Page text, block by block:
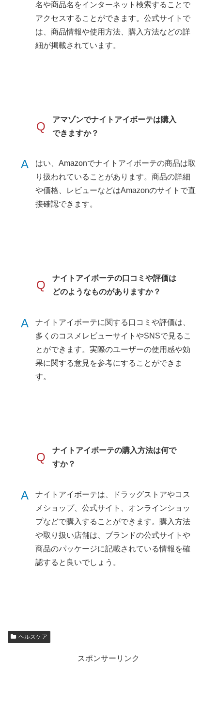
名や商品名をインターネット検索することで
アクセスすることができます。公式サイトで
は、商品情報や使用方法、購入方法などの詳
細が掲載されています。
Q
アマゾンでナイトアイボーテは購入
できますか？
A
はい、Amazonでナイトアイボーテの商品は取
り扱われていることがあります。商品の詳細
や価格、レビューなどはAmazonのサイトで直
接確認できます。
Q
ナイトアイボーテの口コミや評価は
どのようなものがありますか？
A
ナイトアイボーテに関する口コミや評価は、
多くのコスメレビューサイトやSNSで見るこ
とができます。実際のユーザーの使用感や効
果に関する意見を参考にすることができま
す。
Q
ナイトアイボーテの購入方法は何で
すか？
A
ナイトアイボーテは、ドラッグストアやコス
メショップ、公式サイト、オンラインショッ
プなどで購入することができます。購入方法
や取り扱い店舗は、ブランドの公式サイトや
商品のパッケージに記載されている情報を確
認すると良いでしょう。
ヘルスケア
スポンサーリンク